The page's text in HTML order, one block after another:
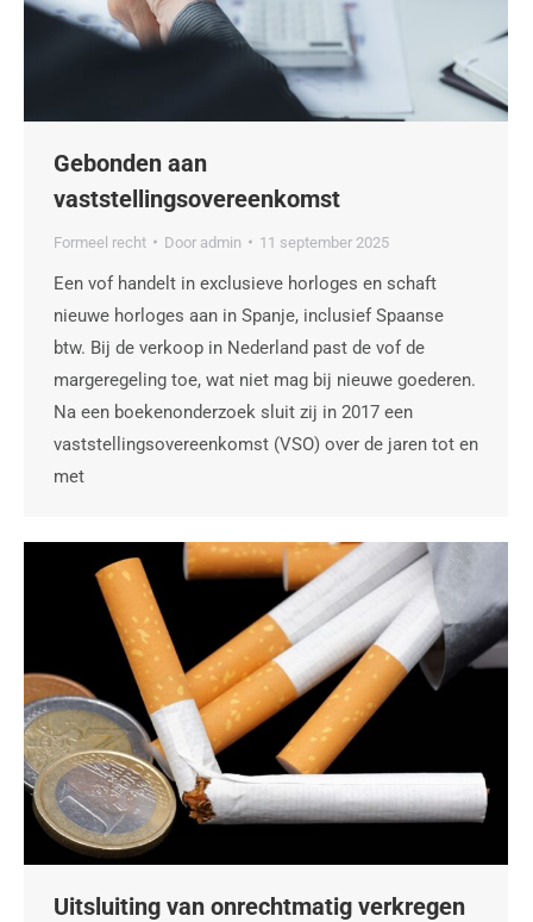
Gebonden aan
vaststellingsovereenkomst
Formeel recht Door admin 11 september 2025
Een vof handelt in exclusieve horloges en schaft
nieuwe horloges aan in Spanje, inclusief Spaanse
btw. Bij de verkoop in Nederland past de vof de
margeregeling toe, wat niet mag bij nieuwe goederen.
Na een boekenonderzoek sluit zij in 2017 een
vaststellingsovereenkomst (VSO) over de jaren tot en
met
Uitsluiting van onrechtmatig verkregen